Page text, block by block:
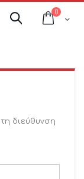
Cart
0
Αναζήτηση
διεύθυνση